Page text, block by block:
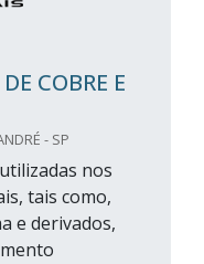
COBRE E
- SP
nos
tais como,
e derivados,